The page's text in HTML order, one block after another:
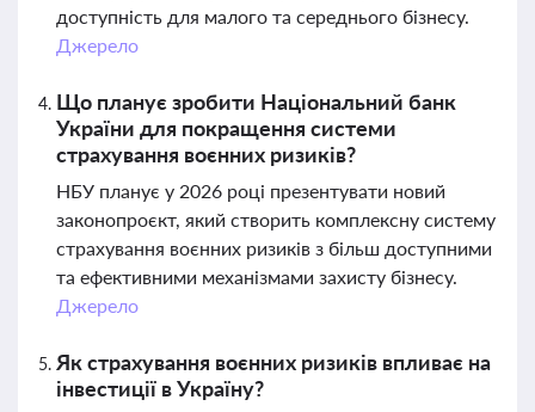
доступність для малого та середнього бізнесу.
Джерело
Що планує зробити Національний банк
України для покращення системи
страхування воєнних ризиків?
НБУ планує у 2026 році презентувати новий
законопроєкт, який створить комплексну систему
страхування воєнних ризиків з більш доступними
та ефективними механізмами захисту бізнесу.
Джерело
Як страхування воєнних ризиків впливає на
інвестиції в Україну?